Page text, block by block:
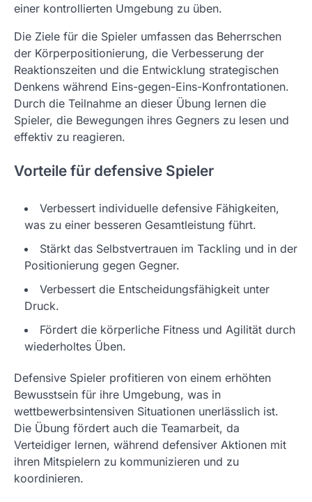
einer kontrollierten Umgebung zu üben.
Die Ziele für die Spieler umfassen das Beherrschen
der Körperpositionierung, die Verbesserung der
Reaktionszeiten und die Entwicklung strategischen
Denkens während Eins-gegen-Eins-Konfrontationen.
Durch die Teilnahme an dieser Übung lernen die
Spieler, die Bewegungen ihres Gegners zu lesen und
effektiv zu reagieren.
Vorteile für defensive Spieler
Verbessert individuelle defensive Fähigkeiten,
was zu einer besseren Gesamtleistung führt.
Stärkt das Selbstvertrauen im Tackling und in der
Positionierung gegen Gegner.
Verbessert die Entscheidungsfähigkeit unter
Druck.
Fördert die körperliche Fitness und Agilität durch
wiederholtes Üben.
Defensive Spieler profitieren von einem erhöhten
Bewusstsein für ihre Umgebung, was in
wettbewerbsintensiven Situationen unerlässlich ist.
Die Übung fördert auch die Teamarbeit, da
Verteidiger lernen, während defensiver Aktionen mit
ihren Mitspielern zu kommunizieren und zu
koordinieren.